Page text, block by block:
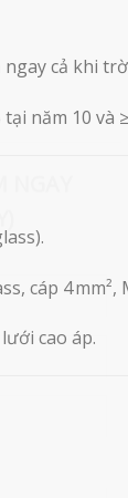
ngay cả khi
năm 10 và
cáp 4 mm²,
cao áp.